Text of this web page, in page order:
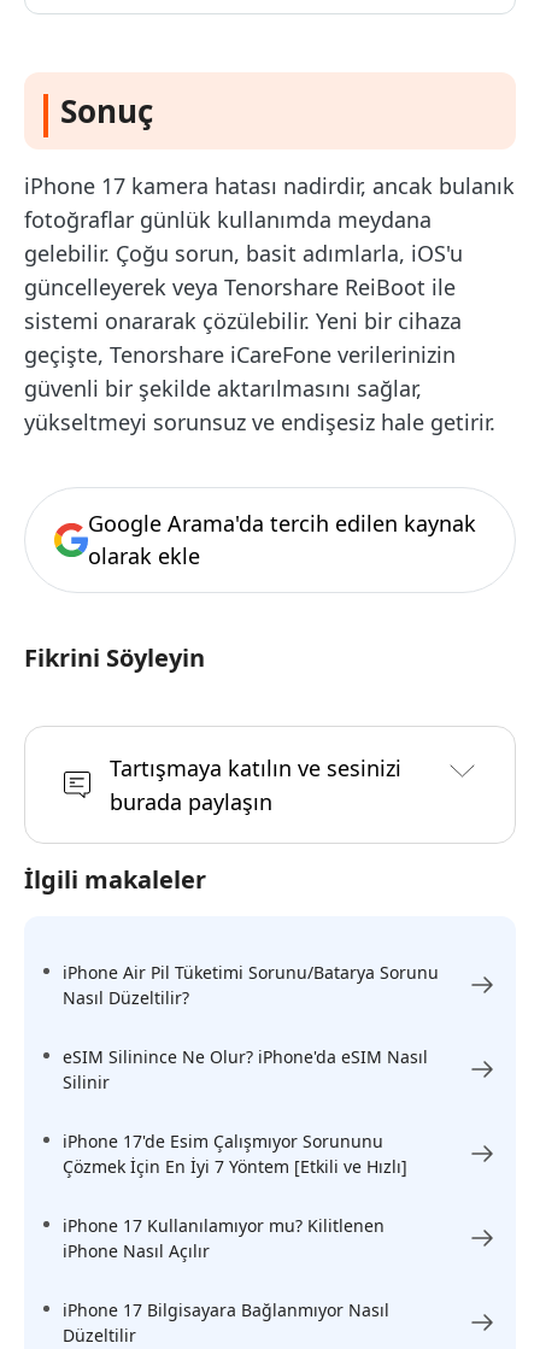
Sonuç
iPhone 17 kamera hatası nadirdir, ancak bulanık
fotoğraflar günlük kullanımda meydana
gelebilir. Çoğu sorun, basit adımlarla, iOS'u
güncelleyerek veya Tenorshare ReiBoot ile
sistemi onararak çözülebilir. Yeni bir cihaza
geçişte, Tenorshare iCareFone verilerinizin
güvenli bir şekilde aktarılmasını sağlar,
yükseltmeyi sorunsuz ve endişesiz hale getirir.
Google Arama'da tercih edilen kaynak
olarak ekle
Fikrini Söyleyin
Tartışmaya katılın ve sesinizi
burada paylaşın
İlgili makaleler
iPhone Air Pil Tüketimi Sorunu/Batarya Sorunu
Nasıl Düzeltilir?
eSIM Silinince Ne Olur? iPhone'da eSIM Nasıl
Silinir
iPhone 17'de Esim Çalışmıyor Sorununu
Çözmek İçin En İyi 7 Yöntem [Etkili ve Hızlı]
iPhone 17 Kullanılamıyor mu? Kilitlenen
iPhone Nasıl Açılır
iPhone 17 Bilgisayara Bağlanmıyor Nasıl
Düzeltilir